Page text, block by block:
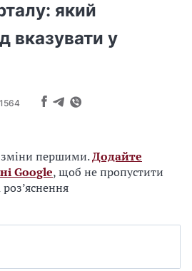
який
вказувати у
1564
зміни першими.Додайте
Google, щоб не пропустити